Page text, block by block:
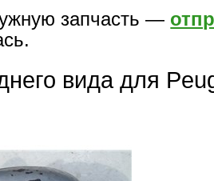
запчасть —
вида для